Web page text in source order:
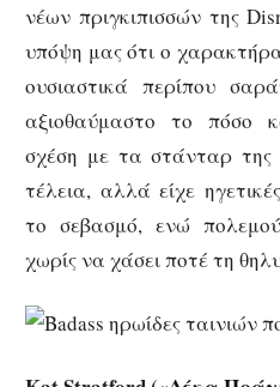
νέων πριγκιπισσών της
υπόψη μας ότι ο
ουσιαστικά περίπου
αξιοθαύμαστο το πόσο
σχέση με τα στάνταρ
τέλεια, αλλά είχε
το σεβασμό, ενώ
χωρίς να χάσει ποτέ τη